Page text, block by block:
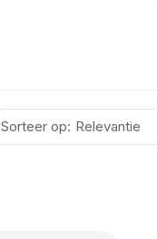
Sorteer op: